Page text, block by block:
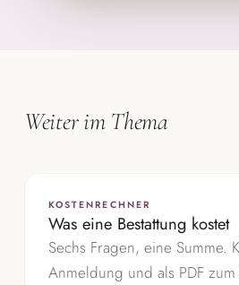
Weiter im Thema
KOSTENRECHNER
Was eine Bestattung kostet
Sechs Fragen, eine Summe.
Anmeldung und als PDF